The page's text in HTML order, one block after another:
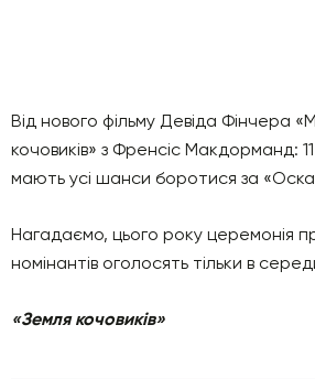
Від нового фільму Девіда Фінчера
кочовиків» з Френсіс Макдорманд: 11
мають усі шанси боротися за
Нагадаємо, цього року церемонія
номінантів оголосять тільки в
«Земля кочовиків»